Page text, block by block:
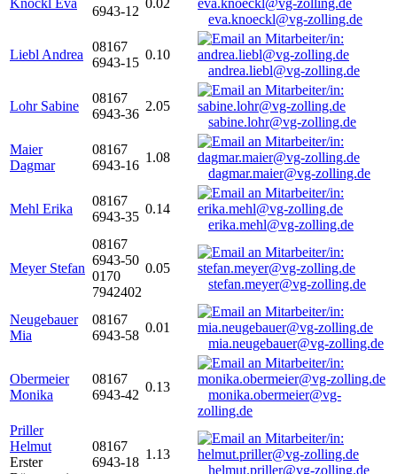
Knöckl Eva
6943-12
0.02
eva.knoeckl@vg-zolling.de
Liebl Andrea
08167
6943-15
0.10
andrea.liebl@vg-zolling.de
Lohr Sabine
08167
6943-36
2.05
sabine.lohr@vg-zolling.de
Maier
Dagmar
08167
6943-16
1.08
dagmar.maier@vg-zolling.de
Mehl Erika
08167
6943-35
0.14
erika.mehl@vg-zolling.de
Meyer Stefan
08167
6943-50
0170
7942402
0.05
stefan.meyer@vg-zolling.de
Neugebauer
Mia
08167
6943-58
0.01
mia.neugebauer@vg-zolling.de
Obermeier
Monika
08167
6943-42
0.13
monika.obermeier@vg-
zolling.de
Priller
Helmut
Erster
08167
6943-18
1.13
helmut.priller@vg-zolling.de